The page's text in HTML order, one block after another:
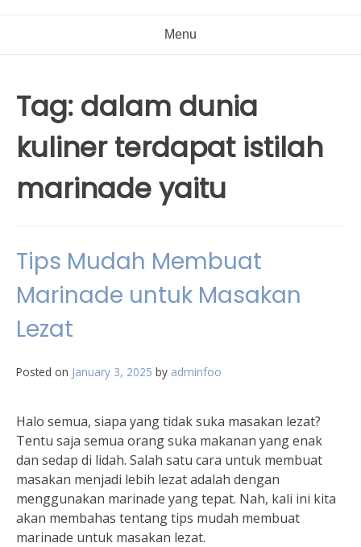
Menu
Tag: dalam dunia
kuliner terdapat istilah
marinade yaitu
Tips Mudah Membuat
Marinade untuk Masakan
Lezat
Posted on January 3, 2025 by adminfoo
Halo semua, siapa yang tidak suka masakan lezat?
Tentu saja semua orang suka makanan yang enak
dan sedap di lidah. Salah satu cara untuk membuat
masakan menjadi lebih lezat adalah dengan
menggunakan marinade yang tepat. Nah, kali ini kita
akan membahas tentang tips mudah membuat
marinade untuk masakan lezat.